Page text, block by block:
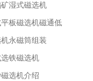
湿式磁选机
板磁选机磁通低
永磁筒组装
铁磁选机
选机介绍